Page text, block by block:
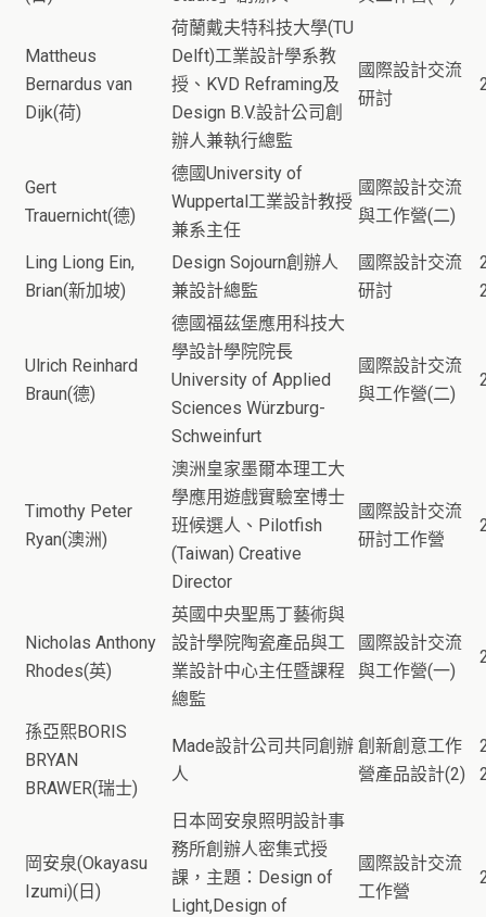
Mattheus
Bernardus van
Dijk(荷)
荷蘭戴夫特科技大學(TU
Delft)工業設計學系教
授、KVD Reframing及
Design B.V.設計公司創
辦人兼執行總監
國際設計交流
研討
Gert
Trauernicht(德)
德國University of
Wuppertal工業設計教授
兼系主任
國際設計交流
與工作營(二)
Ling Liong Ein,
Brian(新加坡)
Design Sojourn創辦人
兼設計總監
國際設計交流
研討
Ulrich Reinhard
Braun(德)
德國福茲堡應用科技大
學設計學院院長
University of Applied
Sciences Würzburg-
Schweinfurt
國際設計交流
與工作營(二)
Timothy Peter
Ryan(澳洲)
澳洲皇家墨爾本理工大
學應用遊戲實驗室博士
班候選人、Pilotfish
(Taiwan) Creative
Director
國際設計交流
研討工作營
Nicholas Anthony
Rhodes(英)
英國中央聖馬丁藝術與
設計學院陶瓷產品與工
業設計中心主任暨課程
總監
國際設計交流
與工作營(一)
孫亞熙BORIS
BRYAN
BRAWER(瑞士)
Made設計公司共同創辦
人
創新創意工作
營產品設計(2)
岡安泉(Okayasu
Izumi)(日)
日本岡安泉照明設計事
務所創辦人密集式授
課，主題：Design of
Light,Design of
國際設計交流
工作營